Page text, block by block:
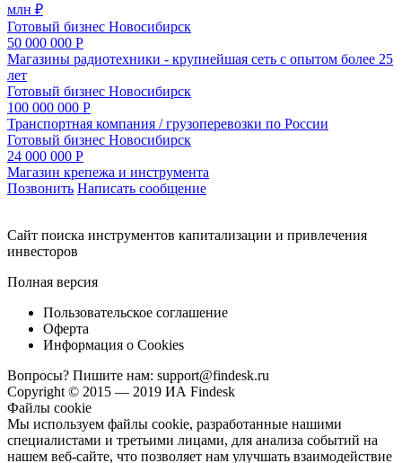
млн ₽
Готовый бизнес Новосибирск
50 000 000 Р
Магазины радиотехники - крупнейшая сеть с опытом более 25
лет
Готовый бизнес Новосибирск
100 000 000 Р
Транспортная компания / грузоперевозки по России
Готовый бизнес Новосибирск
24 000 000 Р
Магазин крепежа и инструмента
Позвонить Написать сообщение
Cайт поиска инструментов капитализации и привлечения
инвесторов
Полная версия
Пользовательское соглашение
Оферта
Информация о Cookies
Вопросы? Пишите нам: support@findesk.ru
Copyright © 2015 — 2019 ИА Findesk
Файлы cookie
Мы используем файлы cookie, разработанные нашими
специалистами и третьими лицами, для анализа событий на
нашем веб-сайте, что позволяет нам улучшать взаимодействие